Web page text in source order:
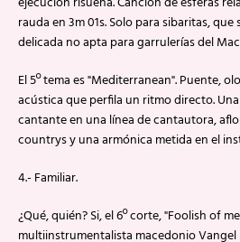
rauda en 3m 01s. Solo para sibaritas, que
delicada no apta para garrulerías del
El 5º tema es "Mediterranean". Puente,
acústica que perfila un ritmo directo.
cantante en una línea de cantautora,
countrys y una armónica metida en el
4.- Familiar.
¿Qué, quién? Si, el 6º corte, "Foolish of
multiinstrumentalista macedonio